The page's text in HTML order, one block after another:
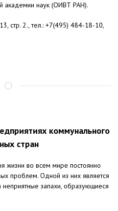
академии наук (ОИВТ РАН).
стр. 2., тел.: +7(495) 484-18-10,
коммунального
стран
жизни во всем мире постоянно
проблем. Одной из них является
запахи, образующиеся